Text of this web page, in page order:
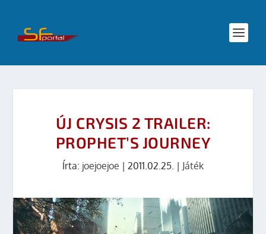
ÚJ CRYSIS 2 TRAILER:
PROPHET’S JOURNEY
Írta: joejoejoe | 2011.02.25. | Játék